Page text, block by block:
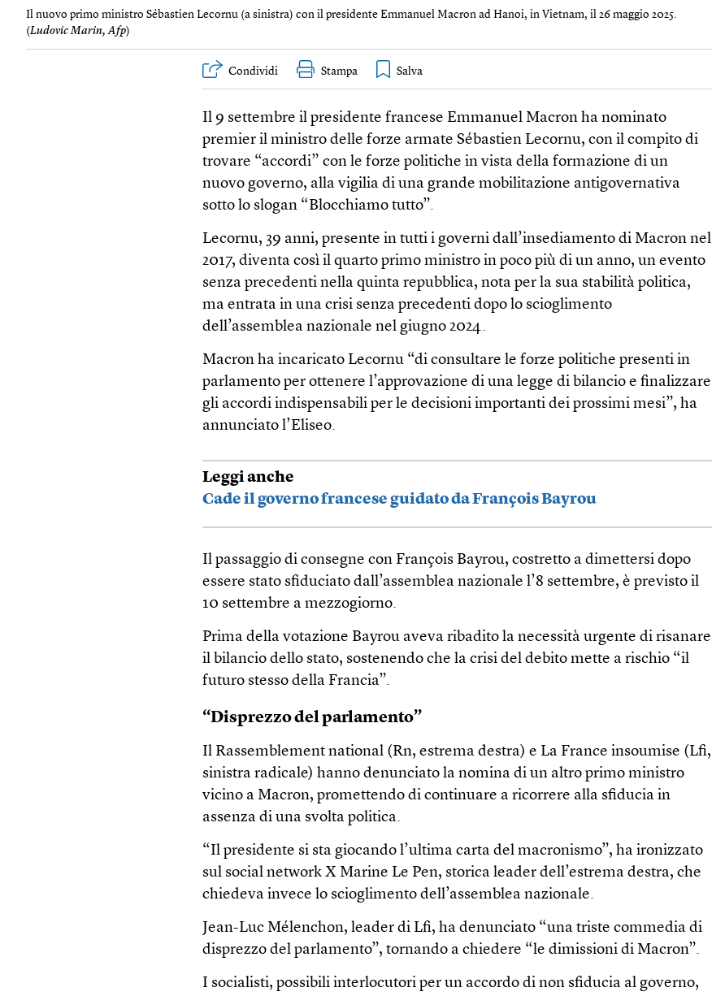
Il nuovo primo ministro Sébastien Lecornu (a sinistra) con il presidente Emmanuel Macron ad Hanoi, in Vietnam, il 26 maggio 2025.
(Ludovic Marin, Afp)
Condividi Stampa
Il 9 settembre il presidente francese Emmanuel Macron ha nominato
premier il ministro delle forze armate Sébastien Lecornu, con il compito di
trovare “accordi” con le forze politiche in vista della formazione di un
nuovo governo, alla vigilia di una grande mobilitazione antigovernativa
sotto lo slogan “Blocchiamo tutto”.
Lecornu, 39 anni, presente in tutti i governi dall’insediamento di Macron nel
2017, diventa così il quarto primo ministro in poco più di un anno, un evento
senza precedenti nella quinta repubblica, nota per la sua stabilità politica,
ma entrata in una crisi senza precedenti dopo lo scioglimento
dell’assemblea nazionale nel giugno 2024.
Macron ha incaricato Lecornu “di consultare le forze politiche presenti in
parlamento per ottenere l’approvazione di una legge di bilancio e finalizzare
gli accordi indispensabili per le decisioni importanti dei prossimi mesi”, ha
annunciato l’Eliseo.
Leggi anche
Cade il governo francese guidato da François Bayrou
Il passaggio di consegne con François Bayrou, costretto a dimettersi dopo
essere stato sfiduciato dall’assemblea nazionale l’8 settembre, è previsto il
10 settembre a mezzogiorno.
Prima della votazione Bayrou aveva ribadito la necessità urgente di risanare
il bilancio dello stato, sostenendo che la crisi del debito mette a rischio “il
futuro stesso della Francia”.
“Disprezzo del parlamento”
Il Rassemblement national (Rn, estrema destra) e La France insoumise (Lfi,
sinistra radicale) hanno denunciato la nomina di un altro primo ministro
vicino a Macron, promettendo di continuare a ricorrere alla sfiducia in
assenza di una svolta politica.
“Il presidente si sta giocando l’ultima carta del macronismo”, ha ironizzato
sul social network X Marine Le Pen, storica leader dell’estrema destra, che
chiedeva invece lo scioglimento dell’assemblea nazionale.
Jean-Luc Mélenchon, leader di Lfi, ha denunciato “una triste commedia di
disprezzo del parlamento”, tornando a chiedere “le dimissioni di Macron”.
I socialisti, possibili interlocutori per un accordo di non sfiducia al governo,